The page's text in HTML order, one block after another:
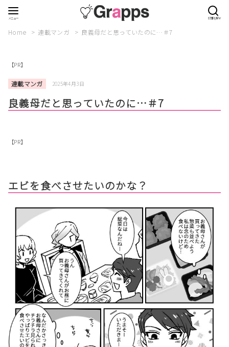
Home 連載マンガ 良義母だと思っていたのに…＃7
【PR】
連載マンガ 2025年4月3日
良義母だと思っていたのに…＃7
【PR】
エビを食べさせたいのかな？